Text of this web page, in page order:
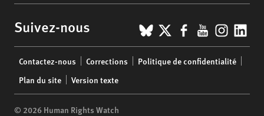
Suivez-nous BlueSky
X Facebook
YouTube
menu
Contactez-nous Corrections
Politique de confidentialité
Plan du site
Version texte
© 2026 Human Rights Watch